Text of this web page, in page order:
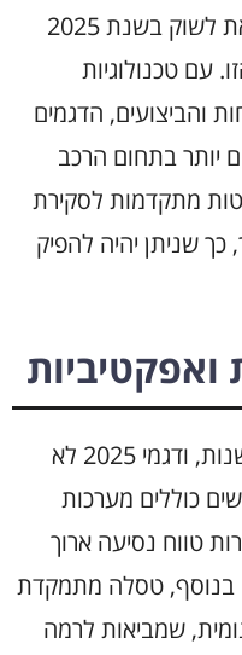
החשמלי, והדגמים שצפויים לצאת לשוק בשנת 2025
עם טכנולוגיות
והביצועים, הדגמים
יותר בתחום הרכב
מתקדמות לסקירת
נמוך, כך שניתן יהיה להפיק
ואפקטיביות
טסלה תמיד הייתה בחזית החדשנות, ודגמי 2025 לא
כוללים מערכות
טווח נסיעה ארוך
בנוסף, טסלה מתמקדת
שמביאות לרמה